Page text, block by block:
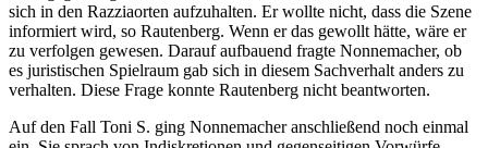
sich in den Razziaorten aufzuhalten. Er wollte nicht, dass die Szene
informiert wird, so Rautenberg. Wenn er das gewollt hätte, wäre er
zu verfolgen gewesen. Darauf aufbauend fragte Nonnemacher, ob
es juristischen Spielraum gab sich in diesem Sachverhalt anders zu
verhalten. Diese Frage konnte Rautenberg nicht beantworten.
Auf den Fall Toni S. ging Nonnemacher anschließend noch einmal